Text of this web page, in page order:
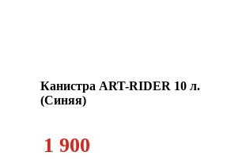
Канистра ART-RIDER 10 л.
(Синяя)
1 900